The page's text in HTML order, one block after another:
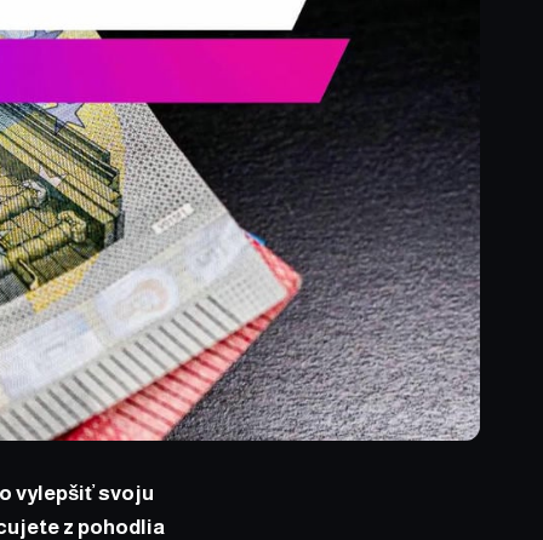
vylepšiť svoju
z pohodlia